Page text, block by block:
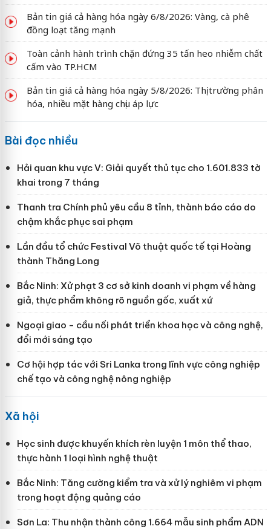
Bản tin giá cả hàng hóa ngày 6/8/2026: Vàng, cà phê
đồng loạt tăng mạnh
Toàn cảnh hành trình chặn đứng 35 tấn heo nhiễm chất
cấm vào TP.HCM
Bản tin giá cả hàng hóa ngày 5/8/2026: Thị trường phân
hóa, nhiều mặt hàng chịu áp lực
Bài đọc nhiều
Hải quan khu vực V: Giải quyết thủ tục cho 1.601.833 tờ
khai trong 7 tháng
Thanh tra Chính phủ yêu cầu 8 tỉnh, thành báo cáo do
chậm khắc phục sai phạm
Lần đầu tổ chức Festival Võ thuật quốc tế tại Hoàng
thành Thăng Long
Bắc Ninh: Xử phạt 3 cơ sở kinh doanh vi phạm về hàng
giả, thực phẩm không rõ nguồn gốc, xuất xứ
Ngoại giao - cầu nối phát triển khoa học và công nghệ,
đổi mới sáng tạo
Cơ hội hợp tác với Sri Lanka trong lĩnh vực công nghiệp
chế tạo và công nghệ nông nghiệp
Xã hội
Học sinh được khuyến khích rèn luyện 1 môn thể thao,
thực hành 1 loại hình nghệ thuật
Bắc Ninh: Tăng cường kiểm tra và xử lý nghiêm vi phạm
trong hoạt động quảng cáo
Sơn La: Thu nhận thành công 1.664 mẫu sinh phẩm ADN